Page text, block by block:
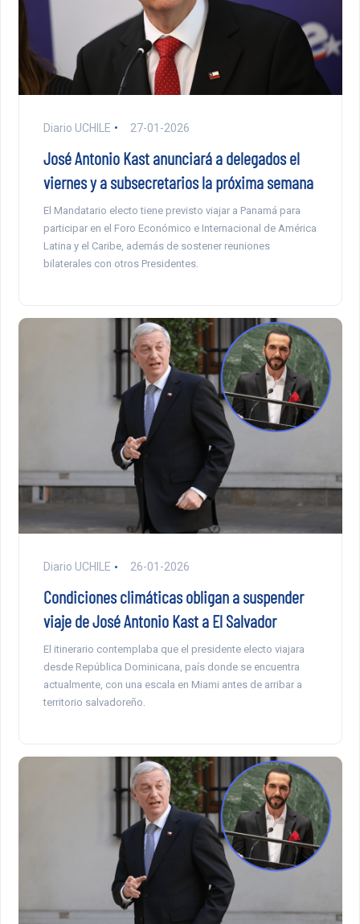
Diario UCHILE 27-01-2026
José Antonio Kast anunciará a delegados el
viernes y a subsecretarios la próxima semana
El Mandatario electo tiene previsto viajar a Panamá para
participar en el Foro Económico e Internacional de América
Latina y el Caribe, además de sostener reuniones
bilaterales con otros Presidentes.
Diario UCHILE 26-01-2026
Condiciones climáticas obligan a suspender
viaje de José Antonio Kast a El Salvador
El itinerario contemplaba que el presidente electo viajara
desde República Dominicana, país donde se encuentra
actualmente, con una escala en Miami antes de arribar a
territorio salvadoreño.